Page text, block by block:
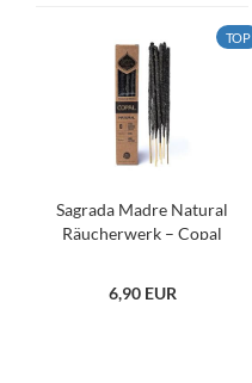
TOP
Sagrada Madre Natural
Räucherwerk – Copal
6,90 EUR